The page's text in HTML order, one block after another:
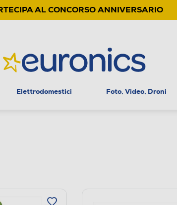
AL CONCORSO ANNIVERSARIO
Elettrodomestici Foto, Video, Droni